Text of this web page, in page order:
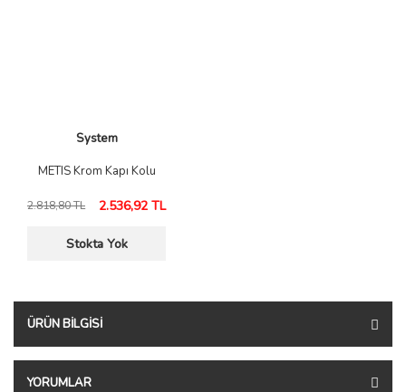
System
METIS Krom Kapı Kolu
2.818,80 TL 2.536,92 TL
Stokta Yok
ÜRÜN BILGISI
YORUMLAR